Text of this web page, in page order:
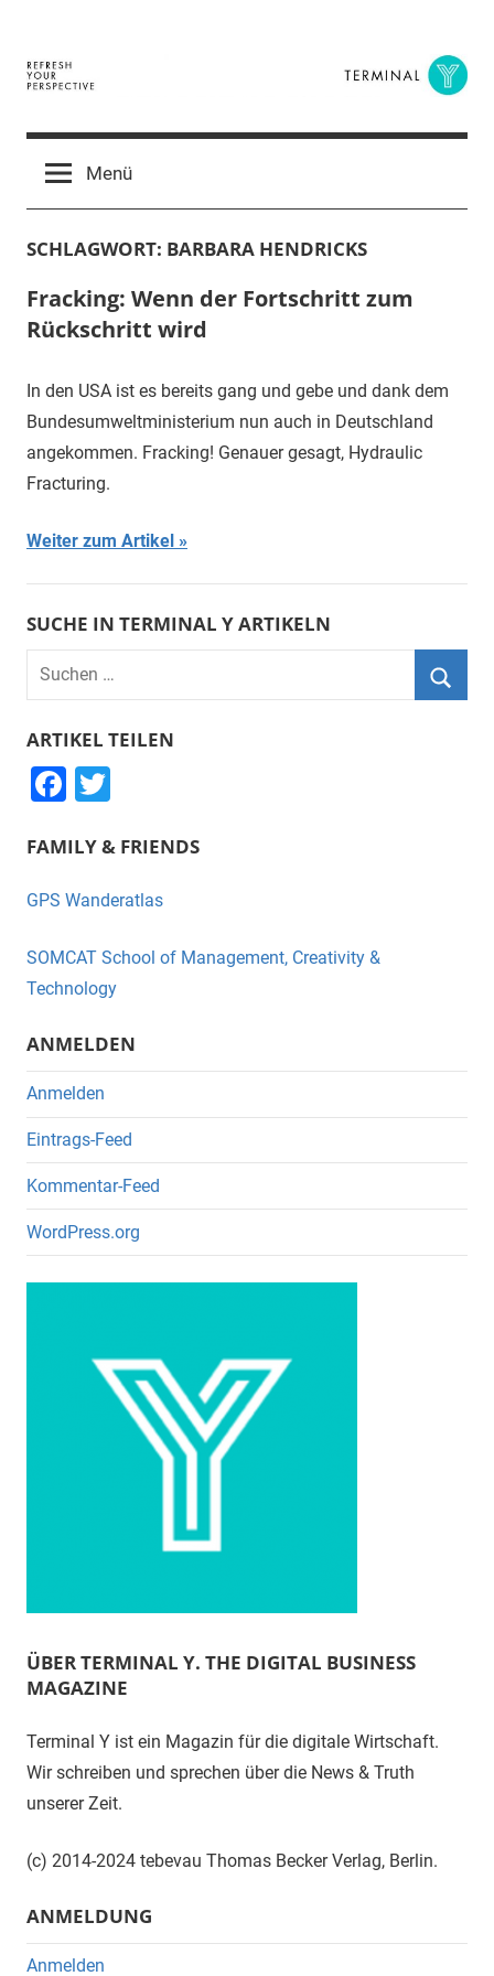
springen
Terminal
Y
Digital
BusinessMenü
SCHLAGWORT: BARBARA HENDRICKS
Fracking: Wenn der Fortschritt zum
Rückschritt wird
In den USA ist es bereits gang und gebe und dank dem
Bundesumweltministerium nun auch in Deutschland
angekommen. Fracking! Genauer gesagt, Hydraulic
Fracturing.
Weiter zum Artikel
SUCHE IN TERMINAL Y ARTIKELN
Suchen
nach:
ARTIKEL TEILEN
F
c
e
o
o
k
tt
er
FAMILY & FRIENDS
GPS Wanderatlas
SOMCAT School of Management, Creativity &
Technology
ANMELDEN
Anmelden
Eintrags-Feed
Kommentar-Feed
WordPress.org
ÜBER TERMINAL Y. THE DIGITAL BUSINESS
MAGAZINE
Terminal Y ist ein Magazin für die digitale Wirtschaft.
Wir schreiben und sprechen über die News & Truth
unserer Zeit.
(c) 2014-2024 tebevau Thomas Becker Verlag, Berlin.
ANMELDUNG
Anmelden